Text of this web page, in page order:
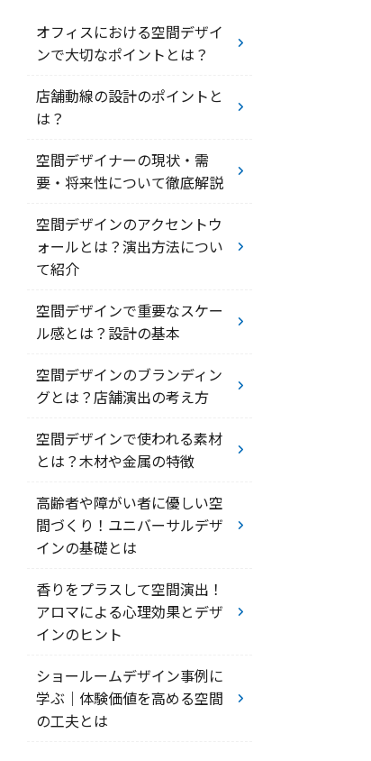
オフィスにおける空間デザイ
ンで大切なポイントとは？
店舗動線の設計のポイントと
は？
空間デザイナーの現状・需
要・将来性について徹底解説
空間デザインのアクセントウ
ォールとは？演出方法につい
て紹介
空間デザインで重要なスケー
ル感とは？設計の基本
空間デザインのブランディン
グとは？店舗演出の考え方
空間デザインで使われる素材
とは？木材や金属の特徴
高齢者や障がい者に優しい空
間づくり！ユニバーサルデザ
インの基礎とは
香りをプラスして空間演出！
アロマによる心理効果とデザ
インのヒント
ショールームデザイン事例に
学ぶ｜体験価値を高める空間
の工夫とは